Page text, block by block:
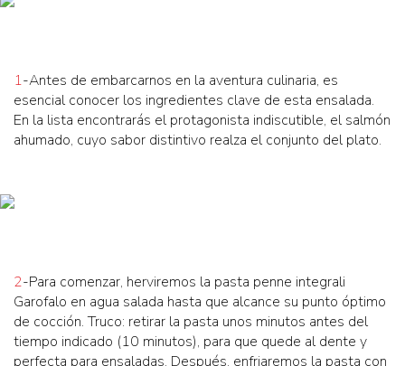
1-Antes de embarcarnos en la aventura culinaria, es
esencial conocer los ingredientes clave de esta ensalada.
En la lista encontrarás el protagonista indiscutible, el salmón
ahumado, cuyo sabor distintivo realza el conjunto del plato.
2-Para comenzar, herviremos la pasta penne integrali
Garofalo en agua salada hasta que alcance su punto óptimo
de cocción. Truco: retirar la pasta unos minutos antes del
tiempo indicado (10 minutos), para que quede al dente y
perfecta para ensaladas. Después, enfriaremos la pasta con